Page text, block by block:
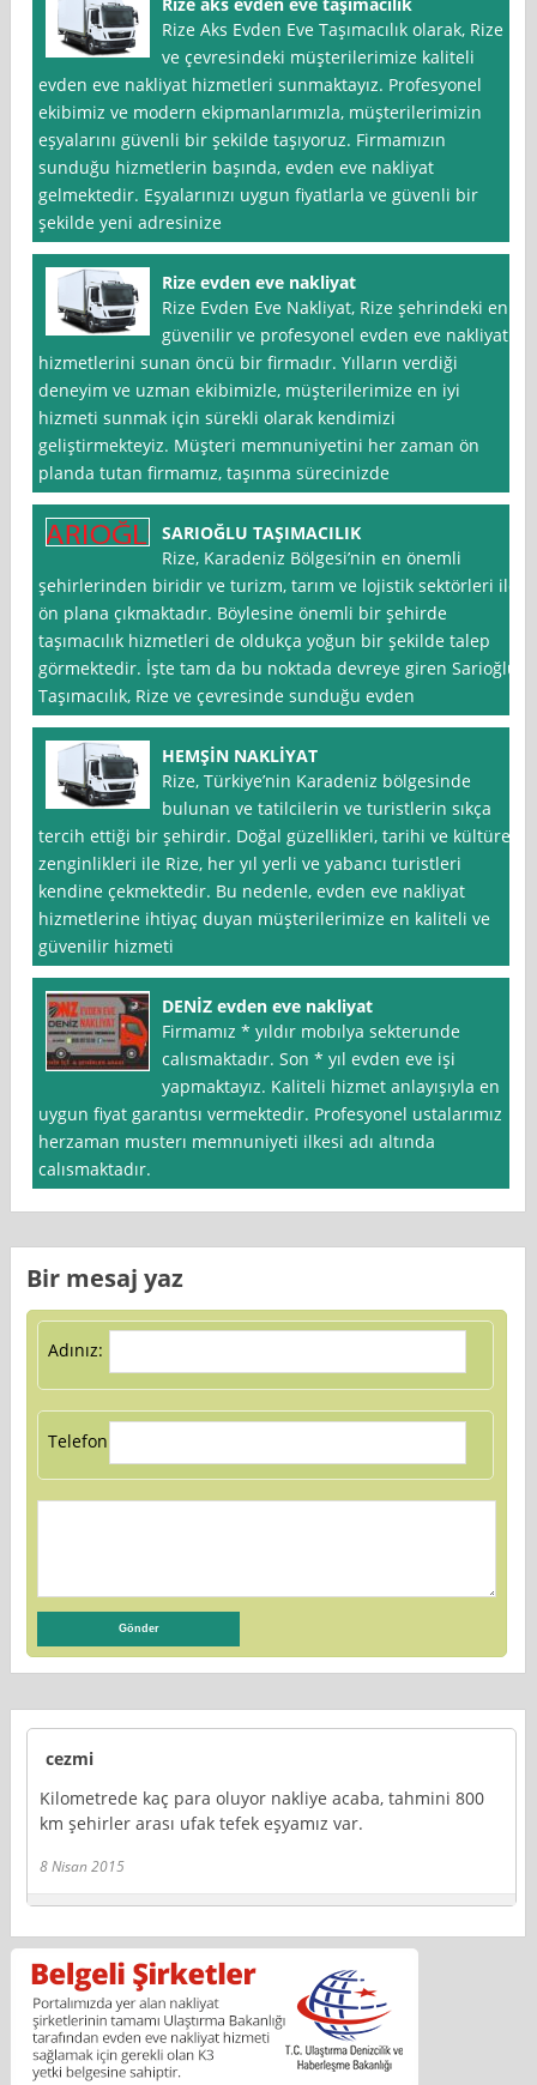
Rize Aks Evden Eve Taşımacılık olarak, Rize
ve çevresindeki müşterilerimize kaliteli
evden eve nakliyat hizmetleri sunmaktayız. Profesyonel
ekibimiz ve modern ekipmanlarımızla, müşterilerimizin
eşyalarını güvenli bir şekilde taşıyoruz. Firmamızın
sunduğu hizmetlerin başında, evden eve nakliyat
gelmektedir. Eşyalarınızı uygun fiyatlarla ve güvenli bir
şekilde yeni adresinize
Rize evden eve nakliyat
Rize Evden Eve Nakliyat, Rize şehrindeki en
güvenilir ve profesyonel evden eve nakliyat
hizmetlerini sunan öncü bir firmadır. Yılların verdiği
deneyim ve uzman ekibimizle, müşterilerimize en iyi
hizmeti sunmak için sürekli olarak kendimizi
geliştirmekteyiz. Müşteri memnuniyetini her zaman ön
planda tutan firmamız, taşınma sürecinizde
SARIOĞLU TAŞIMACILIK
Rize, Karadeniz Bölgesi’nin en önemli
şehirlerinden biridir ve turizm, tarım ve lojistik sektörleri ile
ön plana çıkmaktadır. Böylesine önemli bir şehirde
taşımacılık hizmetleri de oldukça yoğun bir şekilde talep
görmektedir. İşte tam da bu noktada devreye giren Sarioğlu
Taşımacılık, Rize ve çevresinde sunduğu evden
HEMŞİN NAKLİYAT
Rize, Türkiye’nin Karadeniz bölgesinde
bulunan ve tatilcilerin ve turistlerin sıkça
tercih ettiği bir şehirdir. Doğal güzellikleri, tarihi ve kültürel
zenginlikleri ile Rize, her yıl yerli ve yabancı turistleri
kendine çekmektedir. Bu nedenle, evden eve nakliyat
hizmetlerine ihtiyaç duyan müşterilerimize en kaliteli ve
güvenilir hizmeti
DENİZ evden eve nakliyat
Firmamız * yıldır mobılya sekterunde
calısmaktadır. Son * yıl evden eve işi
yapmaktayız. Kaliteli hizmet anlayışıyla en
uygun fiyat garantısı vermektedir. Profesyonel ustalarımız
herzaman musterı memnuniyeti ilkesi adı altında
calısmaktadır.
Bir mesaj yaz
Adınız:
Telefon:
cezmi
Kilometrede kaç para oluyor nakliye acaba, tahmini 800
km şehirler arası ufak tefek eşyamız var.
8 Nisan 2015